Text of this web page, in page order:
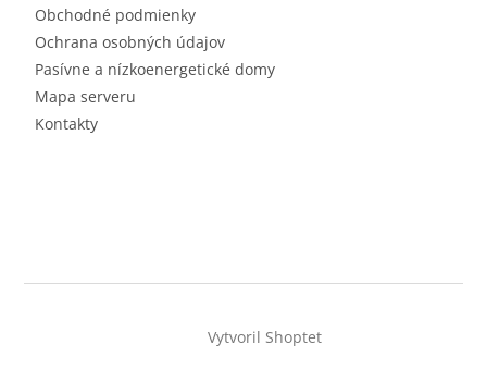
Obchodné podmienky
Ochrana osobných údajov
Pasívne a nízkoenergetické domy
Mapa serveru
Kontakty
Vytvoril Shoptet